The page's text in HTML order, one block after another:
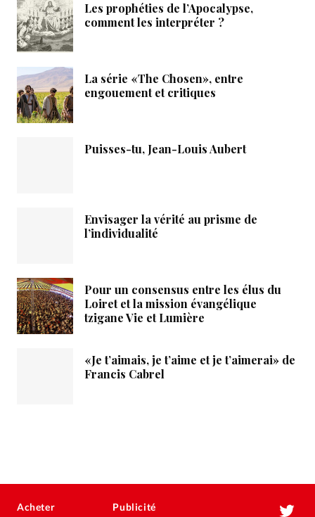
Les prophéties de l’Apocalypse,
comment les interpréter ?
La série «The Chosen», entre
engouement et critiques
Puisses-tu, Jean-Louis Aubert
Envisager la vérité au prisme de
l’individualité
Pour un consensus entre les élus du
Loiret et la mission évangélique
tzigane Vie et Lumière
«Je t’aimais, je t’aime et je t’aimerai» de
Francis Cabrel
Acheter Publicité